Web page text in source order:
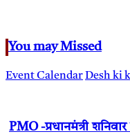
You may Missed
Event CalendarDesh ki
PMO -प्रधानमंत्री